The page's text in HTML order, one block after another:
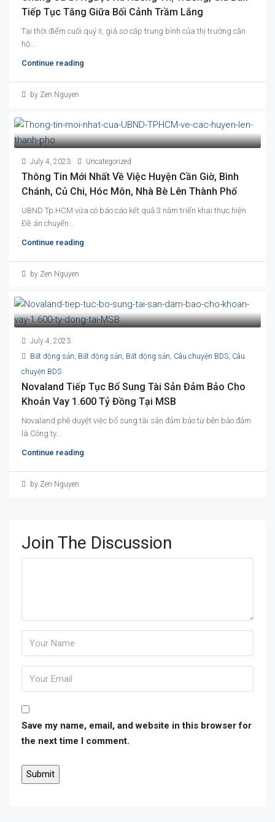
Tiếp Tục Tăng Giữa Bối Cảnh Trầm Lắng
Tại thời điểm cuối quý II, giá sơ cấp trung bình của thị trường căn
hộ...
Continue reading
by Zen Nguyen
July 4, 2023 Uncategorized
Thông Tin Mới Nhất Về Việc Huyện Cần Giờ, Bình
Chánh, Củ Chi, Hóc Môn, Nhà Bè Lên Thành Phố
UBND Tp.HCM vừa có báo cáo kết quả 3 năm triển khai thực hiện
Đề án chuyển...
Continue reading
by Zen Nguyen
July 4, 2023
Bất động sản, Bất động sản, Bất động sản, Câu chuyện BDS, Câu
chuyện BDS
Novaland Tiếp Tục Bổ Sung Tài Sản Đảm Bảo Cho
Khoản Vay 1.600 Tỷ Đồng Tại MSB
Novaland phê duyệt việc bổ sung tài sản đảm bảo từ bên bảo đảm
là Công ty...
Continue reading
by Zen Nguyen
Join The Discussion
Save my name, email, and website in this browser for
the next time I comment.